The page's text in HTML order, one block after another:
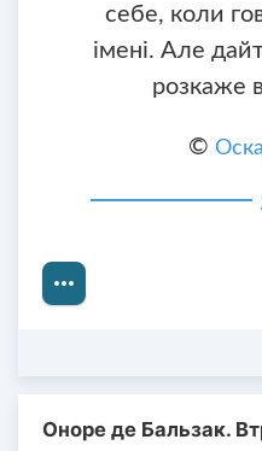
себе, коли
імені. Але
розкаже
©
Оноре де Бальзак.